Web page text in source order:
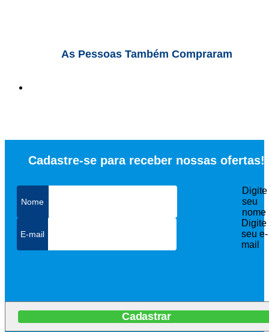
As Pessoas Também Compraram
Cadastre-se para receber nossas ofertas!
Digite
seu
nome
Digite
seu e-
mail
Cadastrar